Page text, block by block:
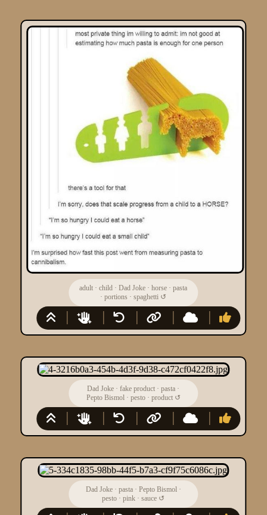
adult ·child ·Dad Joke ·horse ·pasta
·portions ·spaghetti ↺
Dad Joke ·fake product ·pasta ·
Pepto Bismol · pesto· product ↺
Dad Joke· pasta· Pepto Bismol ·
pesto ·pink ·sauce ↺